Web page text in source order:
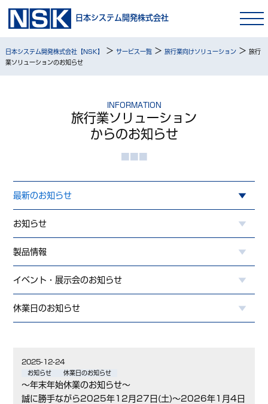
日本システム開発株式会社
日本システム開発株式会社【NSK】 > サービス一覧> 旅行業向けソリューション> 旅行
業ソリューションのお知らせ
INFORMATION
旅行業ソリューション
からのお知らせ
最新のお知らせ
お知らせ
製品情報
イベント・展示会のお知らせ
休業日のお知らせ
2025-12-24
お知らせ 休業日のお知らせ
～年末年始休業のお知らせ～
誠に勝手ながら2025年12月27日(土)～2026年1月4日